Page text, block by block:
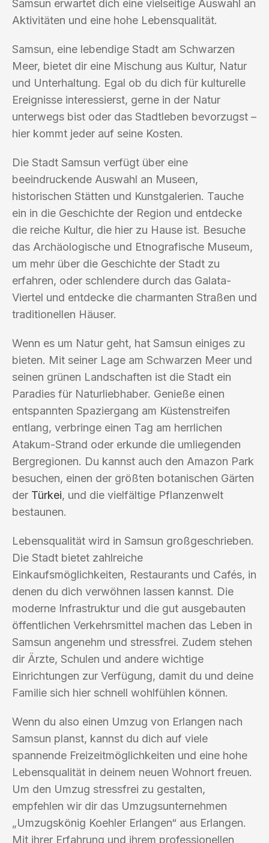
Samsun erwartet dich eine vielseitige Auswahl an
Aktivitäten und eine hohe Lebensqualität.
Samsun, eine lebendige Stadt am Schwarzen
Meer, bietet dir eine Mischung aus Kultur, Natur
und Unterhaltung. Egal ob du dich für kulturelle
Ereignisse interessierst, gerne in der Natur
unterwegs bist oder das Stadtleben bevorzugst –
hier kommt jeder auf seine Kosten.
Die Stadt Samsun verfügt über eine
beeindruckende Auswahl an Museen,
historischen Stätten und Kunstgalerien. Tauche
ein in die Geschichte der Region und entdecke
die reiche Kultur, die hier zu Hause ist. Besuche
das Archäologische und Etnografische Museum,
um mehr über die Geschichte der Stadt zu
erfahren, oder schlendere durch das Galata-
Viertel und entdecke die charmanten Straßen und
traditionellen Häuser.
Wenn es um Natur geht, hat Samsun einiges zu
bieten. Mit seiner Lage am Schwarzen Meer und
seinen grünen Landschaften ist die Stadt ein
Paradies für Naturliebhaber. Genieße einen
entspannten Spaziergang am Küstenstreifen
entlang, verbringe einen Tag am herrlichen
Atakum-Strand oder erkunde die umliegenden
Bergregionen. Du kannst auch den Amazon Park
besuchen, einen der größten botanischen Gärten
der Türkei, und die vielfältige Pflanzenwelt
bestaunen.
Lebensqualität wird in Samsun großgeschrieben.
Die Stadt bietet zahlreiche
Einkaufsmöglichkeiten, Restaurants und Cafés, in
denen du dich verwöhnen lassen kannst. Die
moderne Infrastruktur und die gut ausgebauten
öffentlichen Verkehrsmittel machen das Leben in
Samsun angenehm und stressfrei. Zudem stehen
dir Ärzte, Schulen und andere wichtige
Einrichtungen zur Verfügung, damit du und deine
Familie sich hier schnell wohlfühlen können.
Wenn du also einen Umzug von Erlangen nach
Samsun planst, kannst du dich auf viele
spannende Freizeitmöglichkeiten und eine hohe
Lebensqualität in deinem neuen Wohnort freuen.
Um den Umzug stressfrei zu gestalten,
empfehlen wir dir das Umzugsunternehmen
„Umzugskönig Koehler Erlangen“ aus Erlangen.
Mit ihrer Erfahrung und ihrem professionellen